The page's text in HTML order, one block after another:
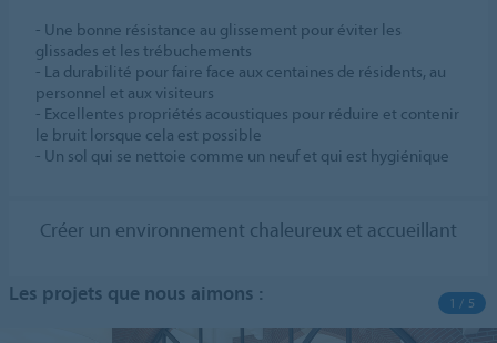
- Une bonne résistance au glissement pour éviter les
glissades et les trébuchements
- La durabilité pour faire face aux centaines de résidents, au
personnel et aux visiteurs
- Excellentes propriétés acoustiques pour réduire et contenir
le bruit lorsque cela est possible
- Un sol qui se nettoie comme un neuf et qui est hygiénique
Créer un environnement chaleureux et accueillant
Les projets que nous aimons : 1 / 5